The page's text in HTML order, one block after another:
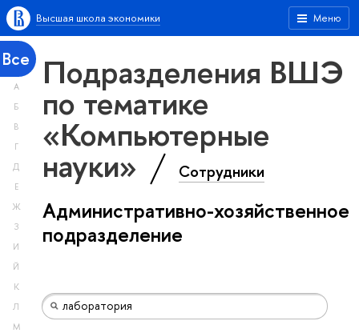
Меню
Высшая школа экономики
Все
А
Б
В
Г
Д
Е
Ж
З
И
Й
К
Л
М
Подразделения ВШЭ
по тематике
«Компьютерные
науки» Сотрудники
Административно-хозяйственное
подразделение